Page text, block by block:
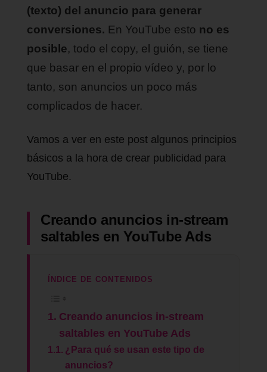
(texto) del anuncio para generar
conversiones. En YouTube esto no es
posible, todo el copy, el guión, se tiene
que basar en el propio vídeo y, por lo
tanto, son anuncios un poco más
complicados de hacer.
Vamos a ver en este post algunos principios
básicos a la hora de crear publicidad para
YouTube.
Creando anuncios in-stream
saltables en YouTube Ads
ÍNDICE DE CONTENIDOS
Creando anuncios in-stream
saltables en YouTube Ads
¿Para qué se usan este tipo de
anuncios?